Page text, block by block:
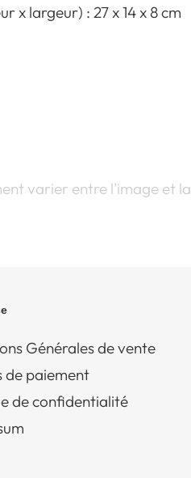
x largeur) : 27 x 14 x 8 cm
varier entre l'image et la
Générales de vente
de paiement
de confidentialité